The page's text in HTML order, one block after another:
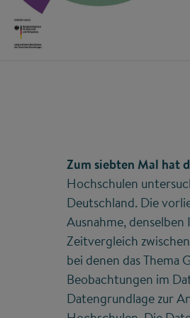
Zum siebten Mal hat
Hochschulen
Deutschland. Die
Ausnahme,
Zeitvergleich
bei denen das Thema
Beobachtungen im
Datengrundlage zur